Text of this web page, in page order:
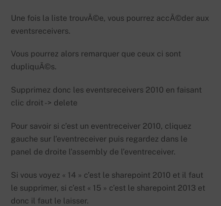
Une fois la liste trouvÃ©e, vous pourrez accÃ©der aux
eventsreceivers.
Vous pourrez alors remarquer que ceux ci sont
dupliquÃ©s.
Supprimez donc les eventsreceivers 2010 en faisant
clic droit -> delete
Pour savoir si c’est un eventreceiver 2010, cliquez
gauche sur l’eventreceiver puis regardez dans le
panel de droite l’assembly de l’eventreceiver.
Si vous voyez « 14 » c’est le sharepoint 2010 et il faut
le supprimer, si c’est « 15 » c’est le sharepoint 2013 et
donc il faut le laisser.